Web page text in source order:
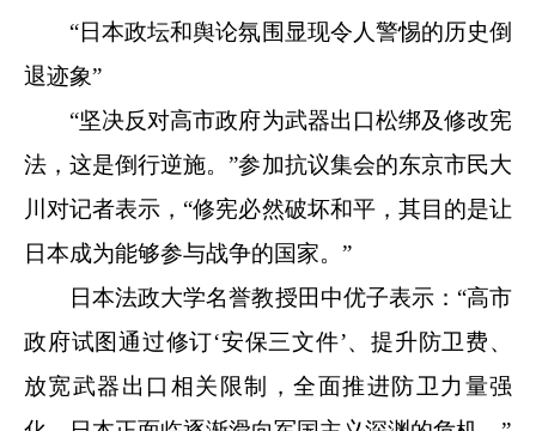
“日本政坛和舆论氛围显现令人警惕的历史倒
退迹象”
“坚决反对高市政府为武器出口松绑及修改宪
法，这是倒行逆施。”参加抗议集会的东京市民大
川对记者表示，“修宪必然破坏和平，其目的是让
日本成为能够参与战争的国家。”
日本法政大学名誉教授田中优子表示：“高市
政府试图通过修订‘安保三文件’、提升防卫费、
放宽武器出口相关限制，全面推进防卫力量强